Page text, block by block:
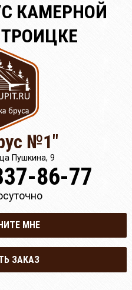
КАМЕРНОЙ
№1"
Пушкина, 9
86-77
МНЕ
ЗАКАЗ